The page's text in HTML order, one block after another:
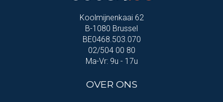
Koolmijnenkaai 62
B-1080 Brussel
BE0468.503.070
02/504 00 80
Ma-Vr: 9u - 17u
OVER ONS